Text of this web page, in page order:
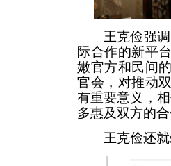
王克俭强调
际合作的新平
嫩官方和民间
官会，对推动
有重要意义，
多惠及双方的合
王克俭还就